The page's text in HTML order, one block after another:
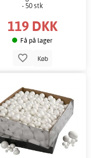
- 50 stk
119 DKK
Få på lager
Køb